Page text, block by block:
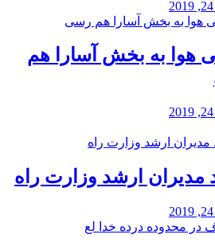
هوا به بخش آسارا هم
مدیران ارشد وزارت راه